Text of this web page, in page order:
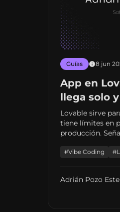
Guías 8 jun
App en
llega solo
a un
Lovable sirve
tiene límites en
producción.
España.
#Vibe Coding
Adrián Pozo